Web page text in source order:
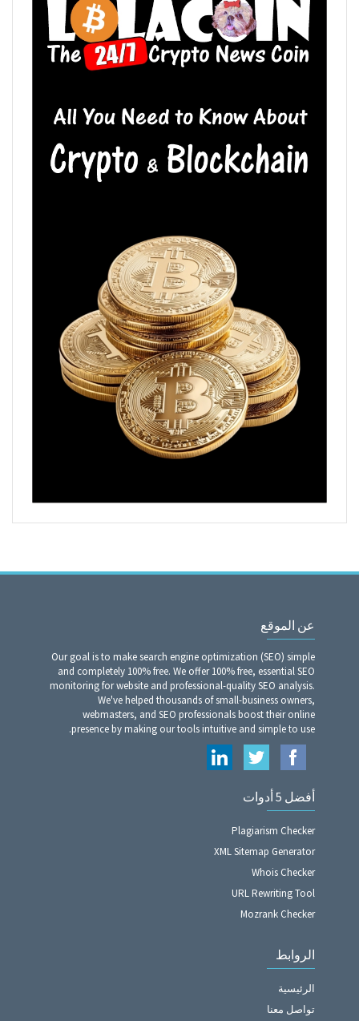
عن الموقع
Our goal is to make search engine optimization (SEO) simple
and completely 100% free. We offer 100% free, essential SEO
monitoring for website and professional-quality SEO analysis.
We've helped thousands of small-business owners,
webmasters, and SEO professionals boost their online
presence by making our tools intuitive and simple to use.
أفضل 5 أدوات
Plagiarism Checker
XML Sitemap Generator
Whois Checker
URL Rewriting Tool
Mozrank Checker
الروابط
الرئيسية
تواصل معنا